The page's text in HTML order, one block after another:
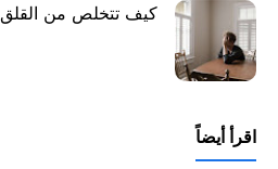
كيف تتخلص من القلق
اقرأ أيضاً